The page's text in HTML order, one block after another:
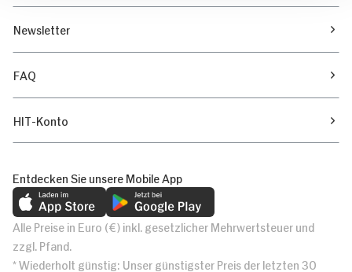
Newsletter
FAQ
HIT-Konto
Entdecken Sie unsere Mobile App
Alle Preise in Euro (€) inkl. gesetzlicher Mehrwertsteuer und
zzgl. Pfand.
* Wiederholt günstig: Unser günstigster Preis der letzten 30